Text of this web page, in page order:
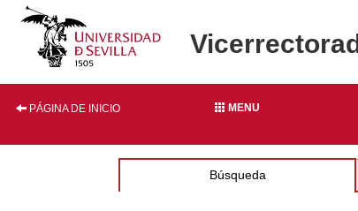
PÁGINA DE INICIO MENU
Búsqueda